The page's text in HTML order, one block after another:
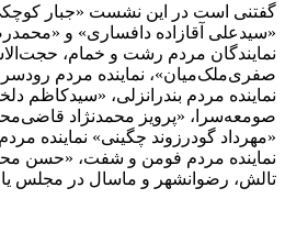
گفتنی است در این نشست «جبار
«سیدعلی آقازاده دافساری» و
نمایندگان مردم رشت و خمام،
صفری‌ملک‌میان»، نماینده مردم رودسر
نماینده مردم بندرانزلی، «سیدکاظم
صومعه‌سرا، «پرویز محمدنژاد
«مهرداد گودرزوند چگینی» نماینده
نماینده مردم فومن و شفت، «حسن
تالش، رضوانشهر و ماسال در مجلس